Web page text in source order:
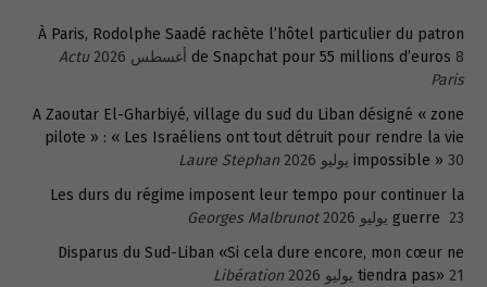
À Paris, Rodolphe Saadé rachète l’hôtel particulier du patron
de Snapchat pour 55 millions d’euros 8 أغسطس 2026
Actu
Paris
A Zaoutar El-Gharbiyé, village du sud du Liban désigné « zone
pilote » : « Les Israéliens ont tout détruit pour rendre la vie
impossible » 30 يوليو 2026
Laure Stephan
Les durs du régime imposent leur tempo pour continuer la
guerre 23 يوليو 2026
Georges Malbrunot
Disparus du Sud-Liban «Si cela dure encore, mon cœur ne
tiendra pas» 21 يوليو 2026
Libération